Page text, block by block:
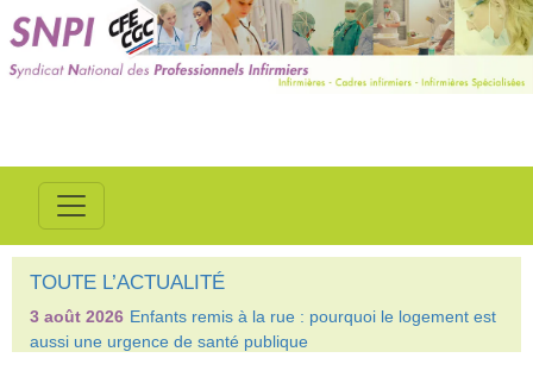
TOUTE L’ACTUALITÉ
3 août 2026 Enfants remis à la rue : pourquoi le logement est
aussi une urgence de santé publique